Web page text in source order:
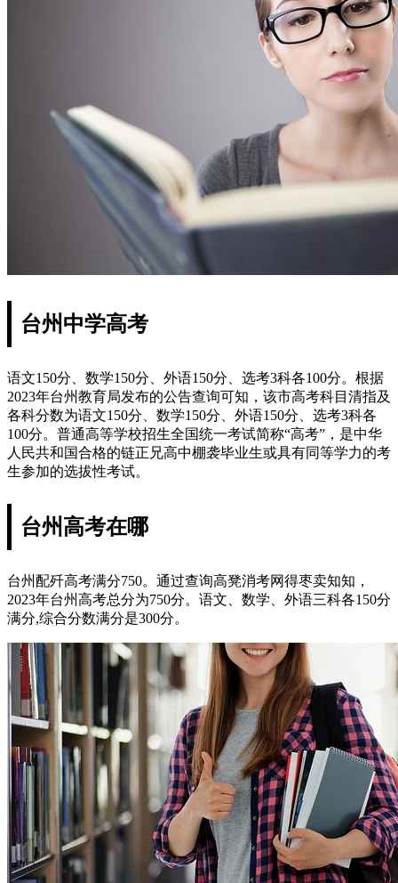
台州中学高考
语文150分、数学150分、外语150分、选考3科各100分。根据
2023年台州教育局发布的公告查询可知，该市高考科目清指及
各科分数为语文150分、数学150分、外语150分、选考3科各
100分。普通高等学校招生全国统一考试简称“高考”，是中华
人民共和国合格的链正兄高中棚袭毕业生或具有同等学力的考
生参加的选拔性考试。
台州高考在哪
台州配歼高考满分750。通过查询高凳消考网得枣卖知知，
2023年台州高考总分为750分。语文、数学、外语三科各150分
满分,综合分数满分是300分。